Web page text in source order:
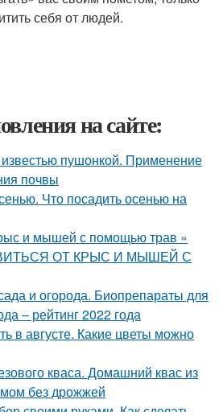
себя от людей.
на сайте:
пушонкой. Применение
почвы
Что посадить осенью на
и мышей с помощью трав »
ОТ КРЫС И МЫШЕЙ С
и огорода. Биопрепараты для
– рейтинг 2022 года
в августе. Какие цветы можно
кваса. Домашний квас из
без дрожжей